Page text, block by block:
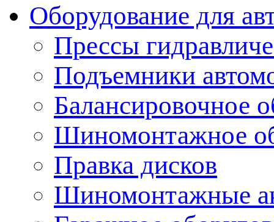
Оборудование для
Прессы
Подъемники
Балансировочное
Шиномонтажное
Правка дисков
Шиномонтажные